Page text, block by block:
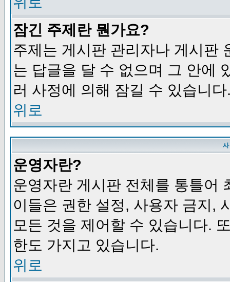
잠긴 주제란 뭔가요?
주제는 게시판 관리자나 게시판
는 답글을 달 수 없으며 그 안에
러 사정에 의해 잠길 수 있습니다
위로
운영자란?
운영자란 게시판 전체를 통틀어
이들은 권한 설정, 사용자 금지,
모든 것을 제어할 수 있습니다.
한도 가지고 있습니다.
위로